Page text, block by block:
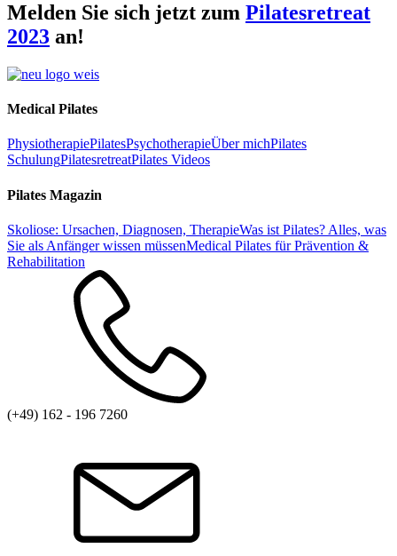
Melden Sie sich jetzt zum Pilatesretreat
2023 an!
Medical Pilates
PhysiotherapiePilatesPsychotherapieÜber michPilates
SchulungPilatesretreatPilates Videos
Pilates Magazin
Skoliose: Ursachen, Diagnosen, TherapieWas ist Pilates? Alles, was
Sie als Anfänger wissen müssenMedical Pilates für Prävention &
Rehabilitation
(+49) 162 - 196 7260